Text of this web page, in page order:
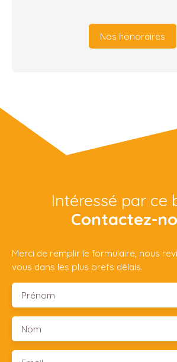
Nos honoraires
Intéressé par ce
Contactez-
Merci de remplir le formulaire, nous
vous dans les plus brefs délais.
Prénom
Nom